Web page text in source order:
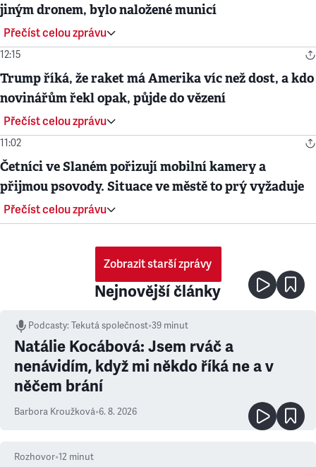
jiným dronem, bylo naložené municí
Přečíst celou zprávu
12:15
Trump říká, že raket má Amerika víc než dost, a kdo
novinářům řekl opak, půjde do vězení
Přečíst celou zprávu
11:02
Četníci ve Slaném pořizují mobilní kamery a
přijmou psovody. Situace ve městě to prý vyžaduje
Přečíst celou zprávu
Zobrazit starší zprávy
Nejnovější články
Podcasty:Tekutá společnost•39 minut
Natálie Kocábová: Jsem rváč a
nenávidím, když mi někdo říká ne a v
něčem brání
Barbora Kroužková•6. 8. 2026
Rozhovor•12 minut